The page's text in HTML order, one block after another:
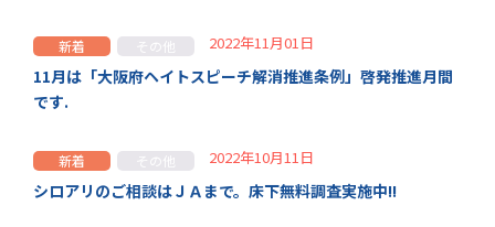
新着 その他 2022年11月01日
11月は「大阪府ヘイトスピーチ解消推進条例」啓発推進月間
です.
新着 その他 2022年10月11日
シロアリのご相談はＪＡまで。床下無料調査実施中!!